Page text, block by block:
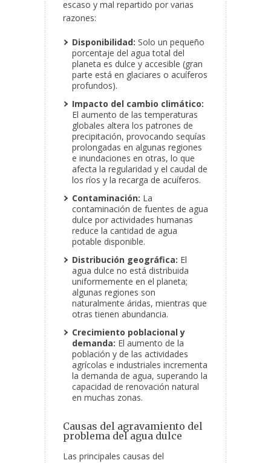
escaso y mal repartido por varias
razones:
Disponibilidad: Solo un pequeño
porcentaje del agua total del
planeta es dulce y accesible (gran
parte está en glaciares o acuíferos
profundos).
Impacto del cambio climático:
El aumento de las temperaturas
globales altera los patrones de
precipitación, provocando sequías
prolongadas en algunas regiones
e inundaciones en otras, lo que
afecta la regularidad y el caudal de
los ríos y la recarga de acuíferos.
Contaminación: La
contaminación de fuentes de agua
dulce por actividades humanas
reduce la cantidad de agua
potable disponible.
Distribución geográfica: El
agua dulce no está distribuida
uniformemente en el planeta;
algunas regiones son
naturalmente áridas, mientras que
otras tienen abundancia.
Crecimiento poblacional y
demanda: El aumento de la
población y de las actividades
agrícolas e industriales incrementa
la demanda de agua, superando la
capacidad de renovación natural
en muchas zonas.
Causas del agravamiento del
problema del agua dulce
Las principales causas del